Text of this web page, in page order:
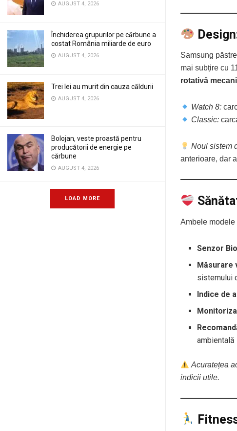
AUGUST 4, 2026
Închiderea grupurilor pe cărbune a
costat România miliarde de euro
AUGUST 4, 2026
Trei lei au murit din cauza căldurii
AUGUST 4, 2026
Bolojan, veste proastă pentru
producătorii de energie pe
cărbune
AUGUST 4, 2026
LOAD MORE
Samsung
mai subțire cu
rotativă
Watch 8:
Classic:
Noul sistem
anterioare, dar
Ambele modele
Senzor
Măsurare
sistemului
Indice de
ambientală
Acuratețea
indicii utile.